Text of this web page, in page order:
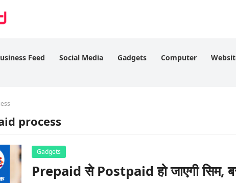
Feed Social Media Gadgets Computer
process
Gadgets
Prepaid से Postpaid हो जाएगी सिम,